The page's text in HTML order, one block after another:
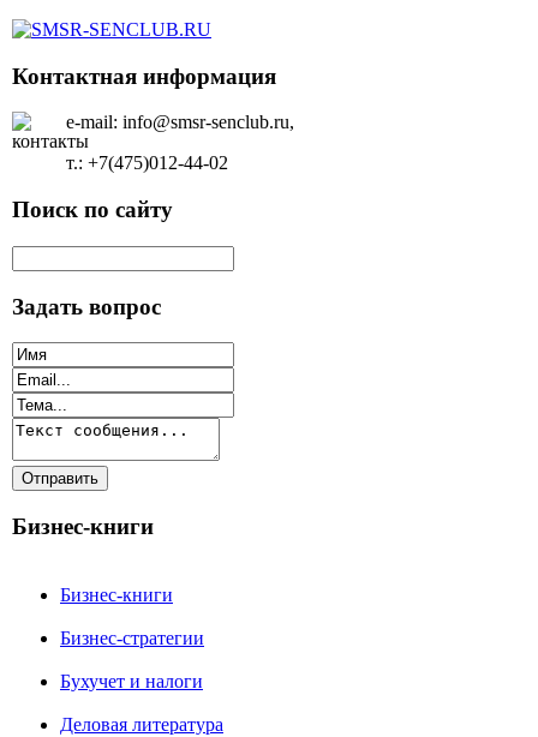
Контактная информация
e-mail: info@smsr-senclub.ru,
т.: +7(475)012-44-02
Поиск по сайту
Задать вопрос
Бизнес-книги
Бизнес-книги
Бизнес-стратегии
Бухучет и налоги
Деловая литература